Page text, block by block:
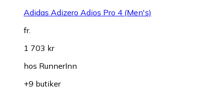
Adidas Adizero Adios Pro 4 (Men's)
fr.
1 703 kr
hos RunnerInn
+9 butiker